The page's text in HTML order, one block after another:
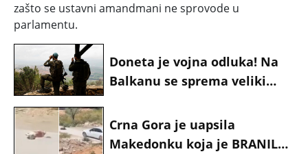
zašto se ustavni amandmani ne sprovode u
parlamentu.
Doneta je vojna odluka! Na
Balkanu se sprema veliki
katastrofalne
Crna Gora je uapsila
Makedonku koja je BRANILA